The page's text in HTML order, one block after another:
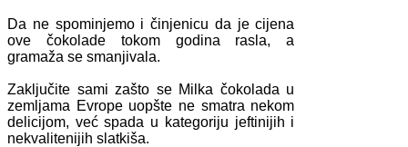
Da ne spominjemo i činjenicu da je cijena
ove čokolade tokom godina rasla, a
gramaža se smanjivala.
Zaključite sami zašto se Milka čokolada u
zemljama Evrope uopšte ne smatra nekom
delicijom, već spada u kategoriju jeftinijih i
nekvalitenijih slatkiša.